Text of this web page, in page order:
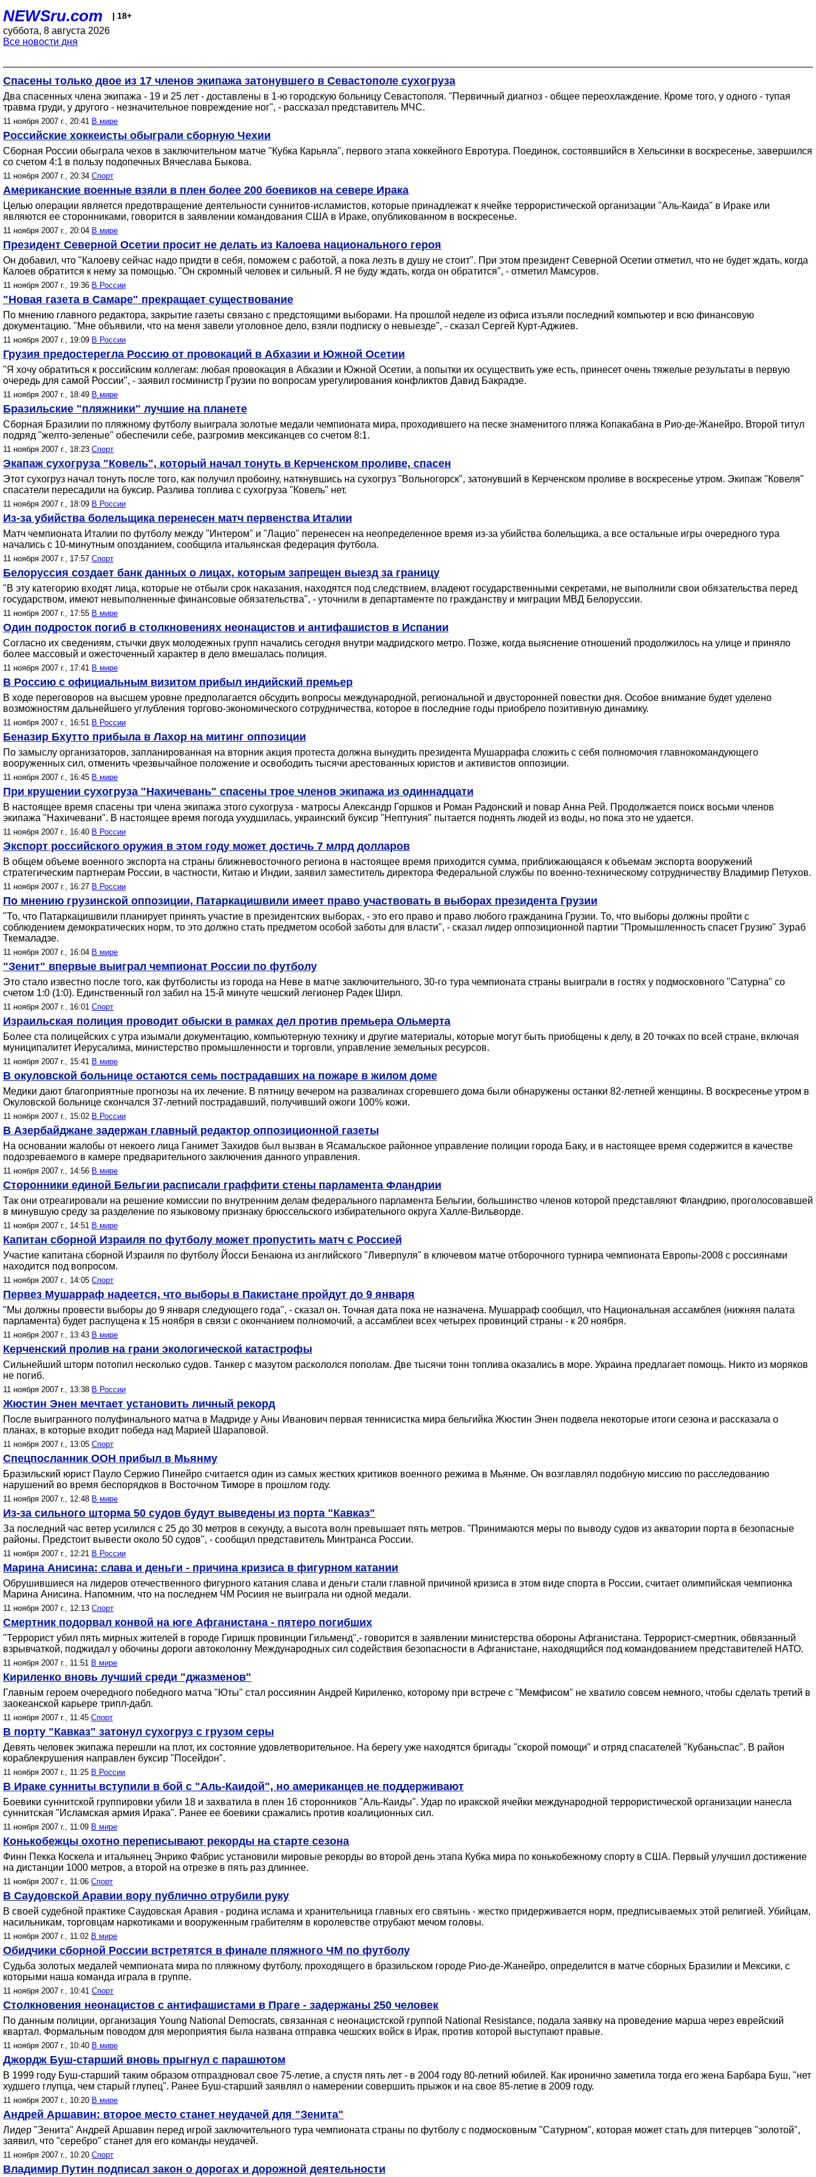
NEWSru.com | 18+
суббота, 8 августа 2026
Все новости дня
Спасены только двое из 17 членов экипажа затонувшего в Севастополе сухогруза
Два спасенных члена экипажа - 19 и 25 лет - доставлены в 1-ю городскую больницу Севастополя. "Первичный диагноз - общее переохлаждение. Кроме того, у одного - тупая
травма груди, у другого - незначительное повреждение ног", - рассказал представитель МЧС.
11 ноября 2007 г., 20:41 В мире
Российские хоккеисты обыграли сборную Чехии
Сборная России обыграла чехов в заключительном матче "Кубка Карьяла", первого этапа хоккейного Евротура. Поединок, состоявшийся в Хельсинки в воскресенье, завершился
со счетом 4:1 в пользу подопечных Вячеслава Быкова.
11 ноября 2007 г., 20:34 Спорт
Американские военные взяли в плен более 200 боевиков на севере Ирака
Целью операции является предотвращение деятельности суннитов-исламистов, которые принадлежат к ячейке террористической организации "Аль-Каида" в Ираке или
являются ее сторонниками, говорится в заявлении командования США в Ираке, опубликованном в воскресенье.
11 ноября 2007 г., 20:04 В мире
Президент Северной Осетии просит не делать из Калоева национального героя
Он добавил, что "Калоеву сейчас надо придти в себя, поможем с работой, а пока лезть в душу не стоит". При этом президент Северной Осетии отметил, что не будет ждать, когда
Калоев обратится к нему за помощью. "Он скромный человек и сильный. Я не буду ждать, когда он обратится", - отметил Мамсуров.
11 ноября 2007 г., 19:36 В России
"Новая газета в Самаре" прекращает существование
По мнению главного редактора, закрытие газеты связано с предстоящими выборами. На прошлой неделе из офиса изъяли последний компьютер и всю финансовую
документацию. "Мне объявили, что на меня завели уголовное дело, взяли подписку о невыезде", - сказал Сергей Курт-Аджиев.
11 ноября 2007 г., 19:09 В России
Грузия предостерегла Россию от провокаций в Абхазии и Южной Осетии
"Я хочу обратиться к российским коллегам: любая провокация в Абхазии и Южной Осетии, а попытки их осуществить уже есть, принесет очень тяжелые результаты в первую
очередь для самой России", - заявил госминистр Грузии по вопросам урегулирования конфликтов Давид Бакрадзе.
11 ноября 2007 г., 18:49 В мире
Бразильские "пляжники" лучшие на планете
Сборная Бразилии по пляжному футболу выиграла золотые медали чемпионата мира, проходившего на песке знаменитого пляжа Копакабана в Рио-де-Жанейро. Второй титул
подряд "желто-зеленые" обеспечили себе, разгромив мексиканцев со счетом 8:1.
11 ноября 2007 г., 18:23 Спорт
Экапаж сухогруза "Ковель", который начал тонуть в Керченском проливе, спасен
Этот сухогруз начал тонуть после того, как получил пробоину, наткнувшись на сухогруз "Вольногорск", затонувший в Керченском проливе в воскресенье утром. Экипаж "Ковеля"
спасатели пересадили на буксир. Разлива топлива с сухогруза "Ковель" нет.
11 ноября 2007 г., 18:09 В России
Из-за убийства болельщика перенесен матч первенства Италии
Матч чемпионата Италии по футболу между "Интером" и "Лацио" перенесен на неопределенное время из-за убийства болельщика, а все остальные игры очередного тура
начались с 10-минутным опозданием, сообщила итальянская федерация футбола.
11 ноября 2007 г., 17:57 Спорт
Белоруссия создает банк данных о лицах, которым запрещен выезд за границу
"В эту категорию входят лица, которые не отбыли срок наказания, находятся под следствием, владеют государственными секретами, не выполнили свои обязательства перед
государством, имеют невыполненные финансовые обязательства", - уточнили в департаменте по гражданству и миграции МВД Белоруссии.
11 ноября 2007 г., 17:55 В мире
Один подросток погиб в столкновениях неонацистов и антифашистов в Испании
Согласно их сведениям, стычки двух молодежных групп начались сегодня внутри мадридского метро. Позже, когда выяснение отношений продолжилось на улице и приняло
более массовый и ожесточенный характер в дело вмешалась полиция.
11 ноября 2007 г., 17:41 В мире
В Россию с официальным визитом прибыл индийский премьер
В ходе переговоров на высшем уровне предполагается обсудить вопросы международной, региональной и двусторонней повестки дня. Особое внимание будет уделено
возможностям дальнейшего углубления торгово-экономического сотрудничества, которое в последние годы приобрело позитивную динамику.
11 ноября 2007 г., 16:51 В России
Беназир Бхутто прибыла в Лахор на митинг оппозиции
По замыслу организаторов, запланированная на вторник акция протеста должна вынудить президента Мушаррафа сложить с себя полномочия главнокомандующего
вооруженных сил, отменить чрезвычайное положение и освободить тысячи арестованных юристов и активистов оппозиции.
11 ноября 2007 г., 16:45 В мире
При крушении сухогруза "Нахичевань" спасены трое членов экипажа из одиннадцати
В настоящее время спасены три члена экипажа этого сухогруза - матросы Александр Горшков и Роман Радонский и повар Анна Рей. Продолжается поиск восьми членов
экипажа "Нахичевани". В настоящее время погода ухудшилась, украинский буксир "Нептуния" пытается поднять людей из воды, но пока это не удается.
11 ноября 2007 г., 16:40 В России
Экспорт российского оружия в этом году может достичь 7 млрд долларов
В общем объеме военного экспорта на страны ближневосточного региона в настоящее время приходится сумма, приближающаяся к объемам экспорта вооружений
стратегическим партнерам России, в частности, Китаю и Индии, заявил заместитель директора Федеральной службы по военно-техническому сотрудничеству Владимир Петухов.
11 ноября 2007 г., 16:27 В России
По мнению грузинской оппозиции, Патаркацишвили имеет право участвовать в выборах президента Грузии
"То, что Патаркацишвили планирует принять участие в президентских выборах, - это его право и право любого гражданина Грузии. То, что выборы должны пройти с
соблюдением демократических норм, то это должно стать предметом особой заботы для власти", - сказал лидер оппозиционной партии "Промышленность спасет Грузию" Зураб
Ткемаладзе.
11 ноября 2007 г., 16:04 В мире
"Зенит" впервые выиграл чемпионат России по футболу
Это стало известно после того, как футболисты из города на Неве в матче заключительного, 30-го тура чемпионата страны выиграли в гостях у подмосковного "Сатурна" со
счетом 1:0 (1:0). Единственный гол забил на 15-й минуте чешский легионер Радек Ширл.
11 ноября 2007 г., 16:01 Спорт
Израильская полиция проводит обыски в рамках дел против премьера Ольмерта
Более ста полицейских с утра изымали документацию, компьютерную технику и другие материалы, которые могут быть приобщены к делу, в 20 точках по всей стране, включая
муниципалитет Иерусалима, министерство промышленности и торговли, управление земельных ресурсов.
11 ноября 2007 г., 15:41 В мире
В окуловской больнице остаются семь пострадавших на пожаре в жилом доме
Медики дают благоприятные прогнозы на их лечение. В пятницу вечером на развалинах сгоревшего дома были обнаружены останки 82-летней женщины. В воскресенье утром в
Окуловской больнице скончался 37-летний пострадавший, получивший ожоги 100% кожи.
11 ноября 2007 г., 15:02 В России
В Азербайджане задержан главный редактор оппозиционной газеты
На основании жалобы от некоего лица Ганимет Захидов был вызван в Ясамальское районное управление полиции города Баку, и в настоящее время содержится в качестве
подозреваемого в камере предварительного заключения данного управления.
11 ноября 2007 г., 14:56 В мире
Cторонники единой Бельгии расписали граффити стены парламента Фландрии
Так они отреагировали на решение комиссии по внутренним делам федерального парламента Бельгии, большинство членов которой представляют Фландрию, проголосовавшей
в минувшую среду за разделение по языковому признаку брюссельского избирательного округа Халле-Вильворде.
11 ноября 2007 г., 14:51 В мире
Капитан сборной Израиля по футболу может пропустить матч с Россией
Участие капитана сборной Израиля по футболу Йосси Бенаюна из английского "Ливерпуля" в ключевом матче отборочного турнира чемпионата Европы-2008 с россиянами
находится под вопросом.
11 ноября 2007 г., 14:05 Спорт
Первез Мушарраф надеется, что выборы в Пакистане пройдут до 9 января
"Мы должны провести выборы до 9 января следующего года", - сказал он. Точная дата пока не назначена. Мушарраф сообщил, что Национальная ассамблея (нижняя палата
парламента) будет распущена к 15 ноября в связи с окончанием полномочий, а ассамблеи всех четырех провинций страны - к 20 ноября.
11 ноября 2007 г., 13:43 В мире
Керченский пролив на грани экологической катастрофы
Сильнейший шторм потопил несколько судов. Танкер с мазутом раскололся пополам. Две тысячи тонн топлива оказались в море. Украина предлагает помощь. Никто из моряков
не погиб.
11 ноября 2007 г., 13:38 В России
Жюстин Энен мечтает установить личный рекорд
После выигранного полуфинального матча в Мадриде у Аны Иванович первая теннисистка мира бельгийка Жюстин Энен подвела некоторые итоги сезона и рассказала о
планах, в которые входит победа над Марией Шараповой.
11 ноября 2007 г., 13:05 Спорт
Спецпосланник ООН прибыл в Мьянму
Бразильский юрист Пауло Сержио Пинейро считается один из самых жестких критиков военного режима в Мьянме. Он возглавлял подобную миссию по расследованию
нарушений во время беспорядков в Восточном Тиморе в прошлом году.
11 ноября 2007 г., 12:48 В мире
Из-за сильного шторма 50 судов будут выведены из порта "Кавказ"
За последний час ветер усилился с 25 до 30 метров в секунду, а высота волн превышает пять метров. "Принимаются меры по выводу судов из акватории порта в безопасные
районы. Предстоит вывести около 50 судов", - сообщил представитель Минтранса России.
11 ноября 2007 г., 12:21 В России
Марина Анисина: слава и деньги - причина кризиса в фигурном катании
Обрушившиеся на лидеров отечественного фигурного катания слава и деньги стали главной причиной кризиса в этом виде спорта в России, считает олимпийская чемпионка
Марина Анисина. Напомним, что на последнем ЧМ Росиия не выиграла ни одной медали.
11 ноября 2007 г., 12:13 Спорт
Смертник подорвал конвой на юге Афганистана - пятеро погибших
"Террорист убил пять мирных жителей в городе Гиришк провинции Гильменд",- говорится в заявлении министерства обороны Афганистана. Террорист-смертник, обвязанный
взрывчаткой, поджидал у обочины дороги автоколонну Международных сил содействия безопасности в Афганистане, находящийся под командованием представителей НАТО.
11 ноября 2007 г., 11:51 В мире
Кириленко вновь лучший среди "джазменов"
Главным героем очередного победного матча "Юты" стал россиянин Андрей Кириленко, которому при встрече с "Мемфисом" не хватило совсем немного, чтобы сделать третий в
заокеанской карьере трипл-дабл.
11 ноября 2007 г., 11:45 Спорт
В порту "Кавказ" затонул сухогруз с грузом серы
Девять человек экипажа перешли на плот, их состояние удовлетворительное. На берегу уже находятся бригады "скорой помощи" и отряд спасателей "Кубаньспас". В район
кораблекрушения направлен буксир "Посейдон".
11 ноября 2007 г., 11:25 В России
В Ираке сунниты вступили в бой с "Аль-Каидой", но американцев не поддерживают
Боевики суннитской группировки убили 18 и захватила в плен 16 сторонников "Аль-Каиды". Удар по иракской ячейки международной террористической организации нанесла
суннитская "Исламская армия Ирака". Ранее ее боевики сражались против коалиционных сил.
11 ноября 2007 г., 11:09 В мире
Конькобежцы охотно переписывают рекорды на старте сезона
Финн Пекка Коскела и итальянец Энрико Фабрис установили мировые рекорды во второй день этапа Кубка мира по конькобежному спорту в США. Первый улучшил достижение
на дистанции 1000 метров, а второй на отрезке в пять раз длиннее.
11 ноября 2007 г., 11:06 Спорт
В Саудовской Аравии вору публично отрубили руку
В своей судебной практике Саудовская Аравия - родина ислама и хранительница главных его святынь - жестко придерживается норм, предписываемых этой религией. Убийцам,
насильникам, торговцам наркотиками и вооруженным грабителям в королевстве отрубают мечом головы.
11 ноября 2007 г., 11:02 В мире
Обидчики сборной России встретятся в финале пляжного ЧМ по футболу
Судьба золотых медалей чемпионата мира по пляжному футболу, проходящего в бразильском городе Рио-де-Жанейро, определится в матче сборных Бразилии и Мексики, с
которыми наша команда играла в группе.
11 ноября 2007 г., 10:41 Спорт
Столкновения неонацистов с антифашистами в Праге - задержаны 250 человек
По данным полиции, организация Young National Democrats, связанная с неонацистской группой National Resistance, подала заявку на проведение марша через еврейский
квартал. Формальным поводом для мероприятия была названа отправка чешских войск в Ирак, против которой выступают правые.
11 ноября 2007 г., 10:40 В мире
Джордж Буш-старший вновь прыгнул с парашютом
В 1999 году Буш-старший таким образом отпраздновал свое 75-летие, а спустя пять лет - в 2004 году 80-летний юбилей. Как иронично заметила тогда его жена Барбара Буш, "нет
худшего глупца, чем старый глупец". Ранее Буш-старший заявлял о намерении совершить прыжок и на свое 85-летие в 2009 году.
11 ноября 2007 г., 10:20 В мире
Андрей Аршавин: второе место станет неудачей для "Зенита"
Лидер "Зенита" Андрей Аршавин перед игрой заключительного тура чемпионата страны по футболу с подмосковным "Сатурном", которая может стать для питерцев "золотой",
заявил, что "серебро" станет для его команды неудачей.
11 ноября 2007 г., 10:20 Спорт
Владимир Путин подписал закон о дорогах и дорожной деятельности